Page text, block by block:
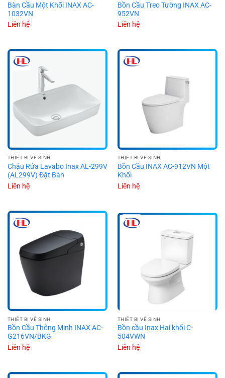
Bàn Cầu Một Khối INAX AC-
1032VN
Liên hệ
Bồn Cầu Treo Tường INAX AC-
952VN
Liên hệ
THIẾT BỊ VỆ SINH
Chậu Rửa Lavabo Inax AL-299V
(AL299V) Đặt Bàn
Liên hệ
THIẾT BỊ VỆ SINH
Bồn Cầu INAX AC-912VN Một
Khối
Liên hệ
THIẾT BỊ VỆ SINH
Bồn Cầu Thông Minh INAX AC-
G216VN/BKG
Liên hệ
THIẾT BỊ VỆ SINH
Bồn cầu Inax Hai khối C-
504VWN
Liên hệ